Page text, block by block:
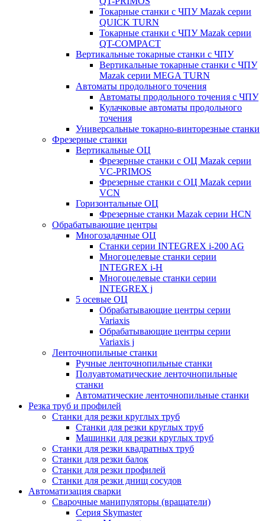
Токарные станки с ЧПУ Mazak серии
QUICK TURN
Токарные станки с ЧПУ Mazak серии
QT-COMPACT
Вертикальные токарные станки с ЧПУ
Вертикальные токарные станки с ЧПУ
Mazak серии MEGA TURN
Автоматы продольного точения
Автоматы продольного точения с ЧПУ
Кулачковые автоматы продольного
точения
Универсальные токарно-винторезные станки
Фрезерные станки
Вертикальные ОЦ
Фрезерные станки с ОЦ Mazak серии
VC-PRIMOS
Фрезерные станки с ОЦ Mazak серии
VCN
Горизонтальные ОЦ
Фрезерные станки Mazak серии HCN
Обрабатывающие центры
Многозадачные ОЦ
Cтанки серии INTEGREX i-200 AG
Многоцелевые станки серии
INTEGREX i-H
Многоцелевые станки серии
INTEGREX j
5 осевые ОЦ
Обрабатывающие центры серии
Variaxis
Обрабатывающие центры серии
Variaxis j
Ленточнопильные станки
Ручные ленточнопильные станки
Полуавтоматические ленточнопильные
станки
Автоматические ленточнопильные станки
Резка труб и профилей
Станки для резки круглых труб
Станки для резки круглых труб
Машинки для резки круглых труб
Станки для резки квадратных труб
Станки для резки балок
Станки для резки профилей
Станки для резки днищ сосудов
Автоматизация сварки
Сварочные манипуляторы (вращатели)
Серия Skymaster